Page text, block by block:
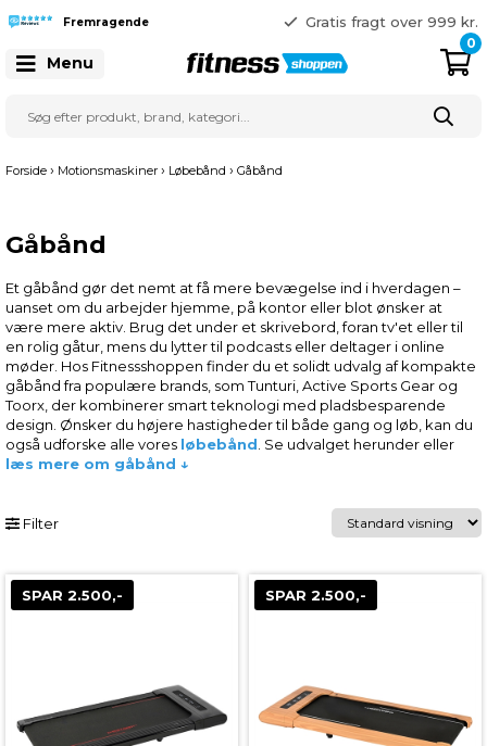
Gratis fragt over 999 kr.
41 128 128
Fremragende
Menu
0
Forside › Motionsmaskiner › Løbebånd › Gåbånd
Gåbånd
Et gåbånd gør det nemt at få mere bevægelse ind i hverdagen –
uanset om du arbejder hjemme, på kontor eller blot ønsker at
være mere aktiv. Brug det under et skrivebord, foran tv'et eller til
en rolig gåtur, mens du lytter til podcasts eller deltager i online
møder. Hos Fitnessshoppen finder du et solidt udvalg af kompakte
gåbånd fra populære brands, som Tunturi, Active Sports Gear og
Toorx, der kombinerer smart teknologi med pladsbesparende
design. Ønsker du højere hastigheder til både gang og løb, kan du
også udforske alle vores løbebånd . Se udvalget herunder eller
læs mere om gåbånd ↓
Filter
SPAR 2.500,- SPAR 2.500,-